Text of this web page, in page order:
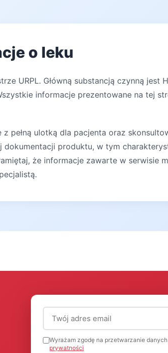
o leku
URPL. Główną substancją czynną jest
informacje prezentowane na tej
pełną ulotką dla pacjenta oraz
produktu, w tym
że informacje zawarte w serwisie
Adres email (wymagany)
Wyrażam zgodę na przetwarzanie
prywatności